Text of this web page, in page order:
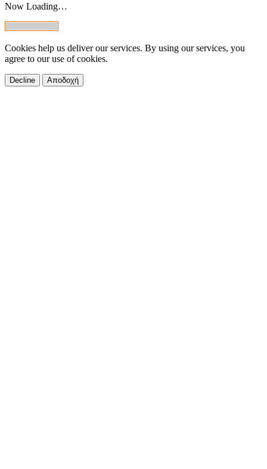
Now Loading…
Cookies help us deliver our services. By using our services, you
agree to our use of cookies.
Decline Αποδοχή